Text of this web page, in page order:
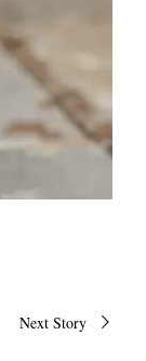
Next Story